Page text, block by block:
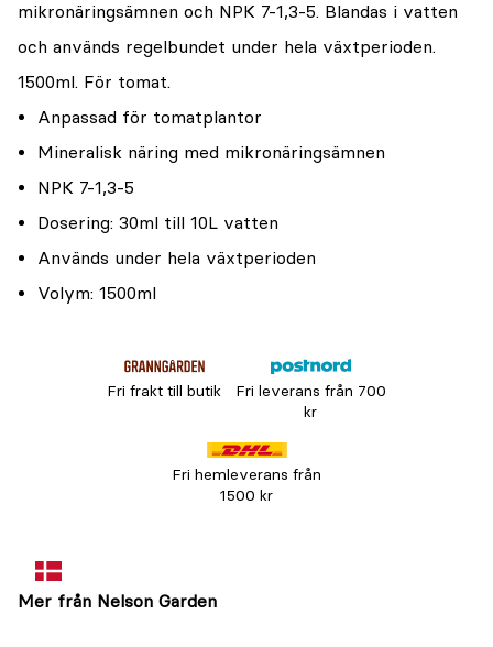
mikronäringsämnen och NPK 7-1,3-5. Blandas i vatten
och används regelbundet under hela växtperioden.
1500ml. För tomat.
Anpassad för tomatplantor
Mineralisk näring med mikronäringsämnen
NPK 7-1,3-5
Dosering: 30ml till 10L vatten
Används under hela växtperioden
Volym: 1500ml
Fri frakt till butik
Fri leverans från 700
kr
Fri hemleverans från
1500 kr
Mer från Nelson Garden